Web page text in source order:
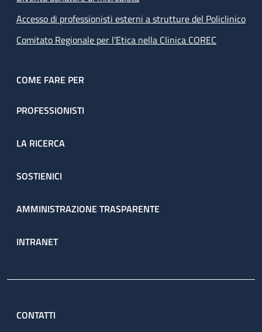
Accesso di professionisti esterni a strutture del Policlinico
Comitato Regionale per l’Etica nella Clinica COREC
COME FARE PER
PROFESSIONISTI
LA RICERCA
SOSTIENICI
AMMINISTRAZIONE TRASPARENTE
INTRANET
CONTATTI